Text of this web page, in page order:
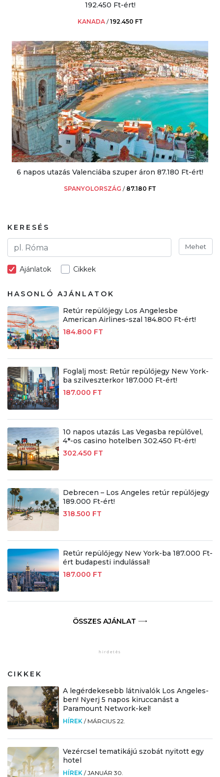
192.450 Ft-ért!
KANADA /192.450 FT
6 napos utazás Valenciába szuper áron 87.180 Ft-ért!
SPANYOLORSZÁG / 87.180 FT
KERESÉS
Mehet
Ajánlatok Cikkek
HASONLÓ AJÁNLATOK
Retúr repülőjegy Los Angelesbe
American Airlines-szal 184.800 Ft-ért!
184.800 FT
Foglalj most: Retúr repülőjegy New York-
ba szilveszterkor 187.000 Ft-ért!
187.000 FT
10 napos utazás Las Vegasba repülővel,
4*-os casino hotelben 302.450 Ft-ért!
302.450 FT
Debrecen – Los Angeles retúr repülőjegy
189.000 Ft-ért!
318.500 FT
Retúr repülőjegy New York-ba 187.000 Ft-
ért budapesti indulással!
187.000 FT
ÖSSZES AJÁNLAT
CIKKEK
A legérdekesebb látnivalók Los Angeles-
ben! Nyerj 5 napos kiruccanást a
Paramount Network-kel!
HÍREK / MÁRCIUS 22.
Vezércsel tematikájú szobát nyitott egy
hotel
HÍREK /JANUÁR 30.